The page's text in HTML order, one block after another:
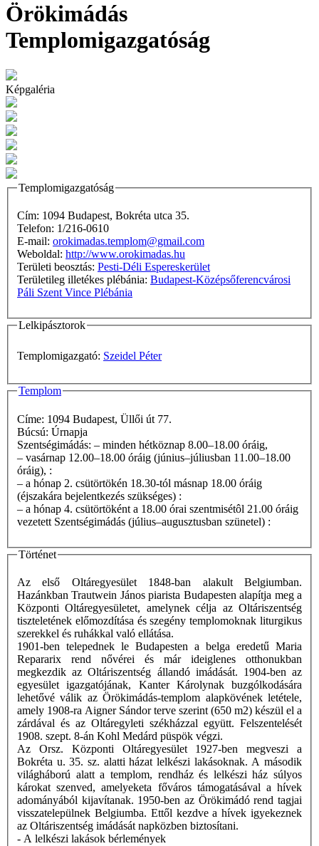
Örökimádás
Templomigazgatóság
Képgaléria
Templomigazgatóság
Cím: 1094 Budapest, Bokréta utca 35.
Telefon: 1/216-0610
E-mail: orokimadas.templom@gmail.com
Weboldal: http://www.orokimadas.hu
Területi beosztás: Pesti-Déli Espereskerület
Területileg illetékes plébánia: Budapest-Középsőferencvárosi
Páli Szent Vince Plébánia
Lelkipásztorok
Templomigazgató: Szeidel Péter
Templom
Címe: 1094 Budapest, Üllői út 77.
Búcsú: Úrnapja
Szentségimádás: – minden hétköznap 8.00–18.00 óráig,
– vasárnap 12.00–18.00 óráig (június–júliusban 11.00–18.00
óráig), :
– a hónap 2. csütörtökén 18.30-tól másnap 18.00 óráig
(éjszakára bejelentkezés szükséges) :
– a hónap 4. csütörtöként a 18.00 órai szentmisétôl 21.00 óráig
vezetett Szentségimádás (július–augusztusban szünetel) :
Történet
Az első Oltáregyesület 1848-ban alakult Belgiumban.
Hazánkban Trautwein János piarista Budapesten alapítja meg a
Központi Oltáregyesületet, amelynek célja az Oltáriszentség
tiszteletének előmozdítása és szegény templomoknak liturgikus
szerekkel és ruhákkal való ellátása.
1901-ben telepednek le Budapesten a belga eredetű Maria
Repararix rend nővérei és már ideiglenes otthonukban
megkezdik az Oltáriszentség állandó imádását. 1904-ben az
egyesület igazgatójának, Kanter Károlynak buzgólkodására
lehetővé válik az Örökimádás-templom alapkövének letétele,
amely 1908-ra Aigner Sándor terve szerint (650 m2) készül el a
zárdával és az Oltáregyleti székházzal együtt. Felszentelését
1908. szept. 8-án Kohl Medárd püspök végzi.
Az Orsz. Központi Oltáregyesület 1927-ben megveszi a
Bokréta u. 35. sz. alatti házat lelkészi lakásoknak. A második
világháború alatt a templom, rendház és lelkészi ház súlyos
károkat szenved, amelyeketa főváros támogatásával a hívek
adományából kijavítanak. 1950-ben az Örökimádó rend tagjai
visszatelepülnek Belgiumba. Ettől kezdve a hívek igyekeznek
az Oltáriszentség imádását napközben biztosítani.
- A lelkészi lakások bérlemények